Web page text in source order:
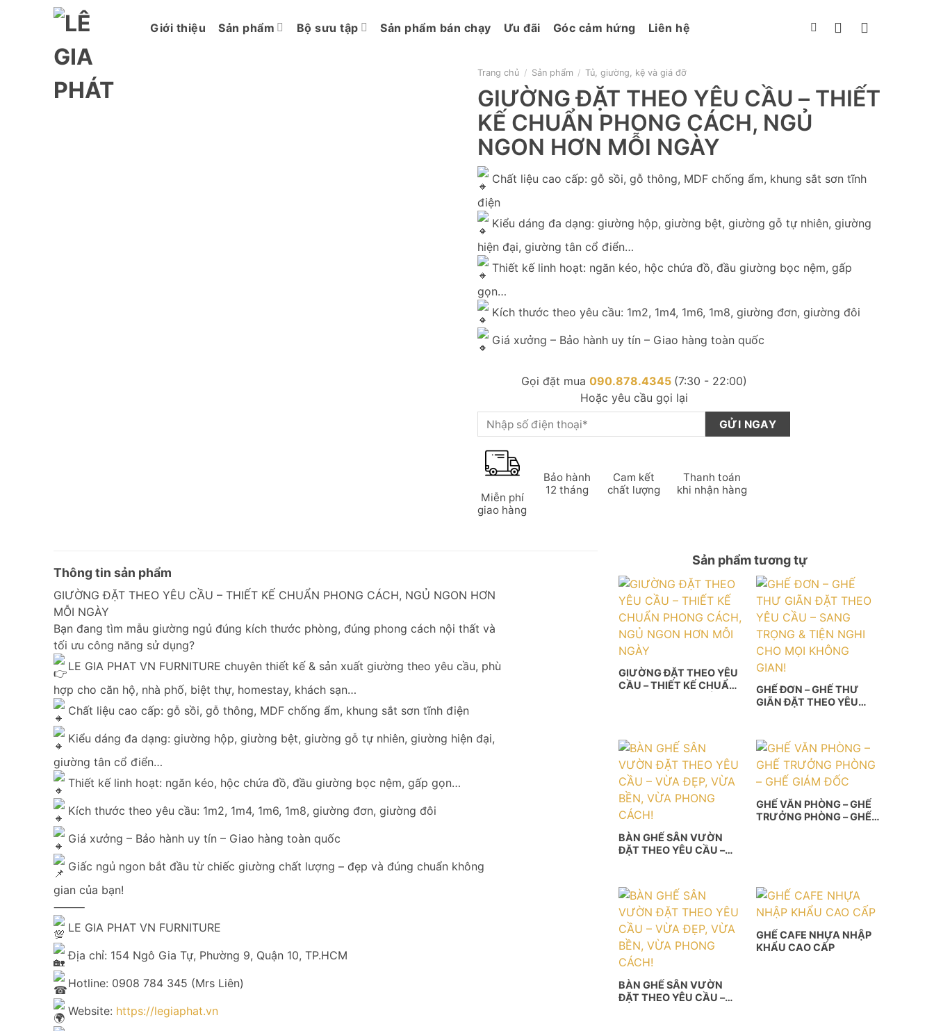
Giới thiệu Sản phẩm Bộ sưu tập Sản phẩm bán chạy Ưu đãi Góc cảm hứng Liên hệ
Trang chủ / Sản phẩm / Tủ, giường, kệ và giá đỡ
GIƯỜNG ĐẶT THEO YÊU CẦU – THIẾT
KẾ CHUẨN PHONG CÁCH, NGỦ
NGON HƠN MỖI NGÀY
Chất liệu cao cấp: gỗ sồi, gỗ thông, MDF chống ẩm, khung sắt sơn tĩnh
điện
Kiểu dáng đa dạng: giường hộp, giường bệt, giường gỗ tự nhiên, giường
hiện đại, giường tân cổ điển…
Thiết kế linh hoạt: ngăn kéo, hộc chứa đồ, đầu giường bọc nệm, gấp
gọn…
Kích thước theo yêu cầu: 1m2, 1m4, 1m6, 1m8, giường đơn, giường đôi
Giá xưởng – Bảo hành uy tín – Giao hàng toàn quốc
Gọi đặt mua 090.878.4345 (7:30 - 22:00)
Hoặc yêu cầu gọi lại
Miễn phí
giao hàng
Bảo hành
12 tháng
Cam kết
chất lượng
Thanh toán
khi nhận hàng
Thông tin sản phẩm
GIƯỜNG ĐẶT THEO YÊU CẦU – THIẾT KẾ CHUẨN PHONG CÁCH, NGỦ NGON HƠN
MỖI NGÀY
Bạn đang tìm mẫu giường ngủ đúng kích thước phòng, đúng phong cách nội thất và
tối ưu công năng sử dụng?
LE GIA PHAT VN FURNITURE chuyên thiết kế & sản xuất giường theo yêu cầu, phù
hợp cho căn hộ, nhà phố, biệt thự, homestay, khách sạn…
Chất liệu cao cấp: gỗ sồi, gỗ thông, MDF chống ẩm, khung sắt sơn tĩnh điện
Kiểu dáng đa dạng: giường hộp, giường bệt, giường gỗ tự nhiên, giường hiện đại,
giường tân cổ điển…
Thiết kế linh hoạt: ngăn kéo, hộc chứa đồ, đầu giường bọc nệm, gấp gọn…
Kích thước theo yêu cầu: 1m2, 1m4, 1m6, 1m8, giường đơn, giường đôi
Giá xưởng – Bảo hành uy tín – Giao hàng toàn quốc
Giấc ngủ ngon bắt đầu từ chiếc giường chất lượng – đẹp và đúng chuẩn không
gian của bạn!
⸻
LE GIA PHAT VN FURNITURE
Địa chỉ: 154 Ngô Gia Tự, Phường 9, Quận 10, TP.HCM
Hotline: 0908 784 345 (Mrs Liên)
Website: https://legiaphat.vn
Sản phẩm tương tự
GIƯỜNG ĐẶT THEO YÊU
CẦU – THIẾT KẾ CHUẨN
GHẾ ĐƠN – GHẾ THƯ
GIÃN ĐẶT THEO YÊU
KHÔNG GIAN!
BÀN GHẾ SÂN VƯỜN
ĐẶT THEO YÊU CẦU –
GHẾ VĂN PHÒNG – GHẾ
TRƯỞNG PHÒNG – GHẾ
BÀN GHẾ SÂN VƯỜN
ĐẶT THEO YÊU CẦU –
GHẾ CAFE NHỰA NHẬP
KHẨU CAO CẤP